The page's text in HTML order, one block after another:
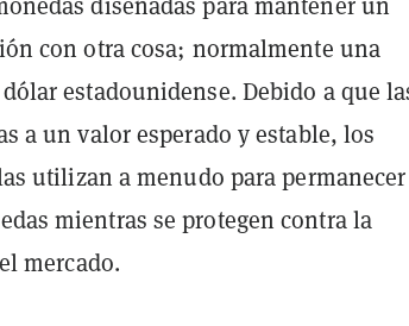
con otra cosa; normalmente una
estadounidense. Debido a que
a un valor esperado y estable, los
utilizan a menudo para
mientras se protegen contra la
mercado.